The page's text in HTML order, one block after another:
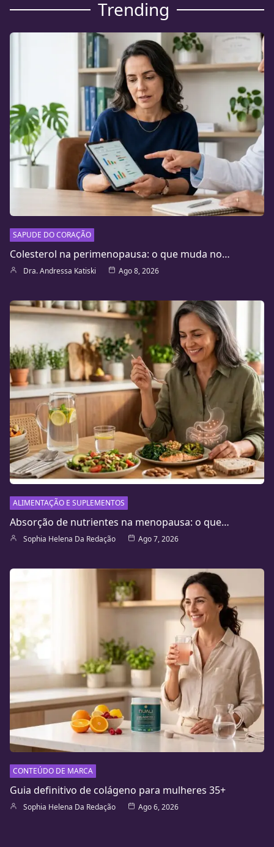
Trending
SAPUDE DO CORAÇÃO
Colesterol na perimenopausa: o que muda no…
Dra. Andressa Katiski Ago 8, 2026
ALIMENTAÇÃO E SUPLEMENTOS
Absorção de nutrientes na menopausa: o que…
Sophia Helena Da Redação Ago 7, 2026
CONTEÚDO DE MARCA
Guia definitivo de colágeno para mulheres 35+
Sophia Helena Da Redação Ago 6, 2026